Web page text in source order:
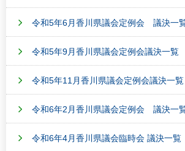
令和5年6月香川県議会定例会 議決一
令和5年9月香川県議会定例会議決一覧
令和5年11月香川県議会定例会議決一覧
令和6年2月香川県議会定例会 議決一
令和6年4月香川県議会臨時会 議決一覧